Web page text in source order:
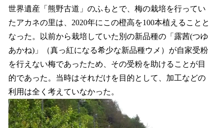
世界遺産「熊野古道」のふもとで、梅の栽培を行ってい
たアカネの里は、2020年にこの橙高を100本植えることと
なった。以前から栽培していた別の新品種の「露茜(つゆ
あかね)」（真っ紅になる希少な新品種ウメ）が自家受粉
を行えない梅であったため、その受粉を助けることが目
的であった。当時はそれだけを目的として、加工などの
利用は全く考えていなかった。